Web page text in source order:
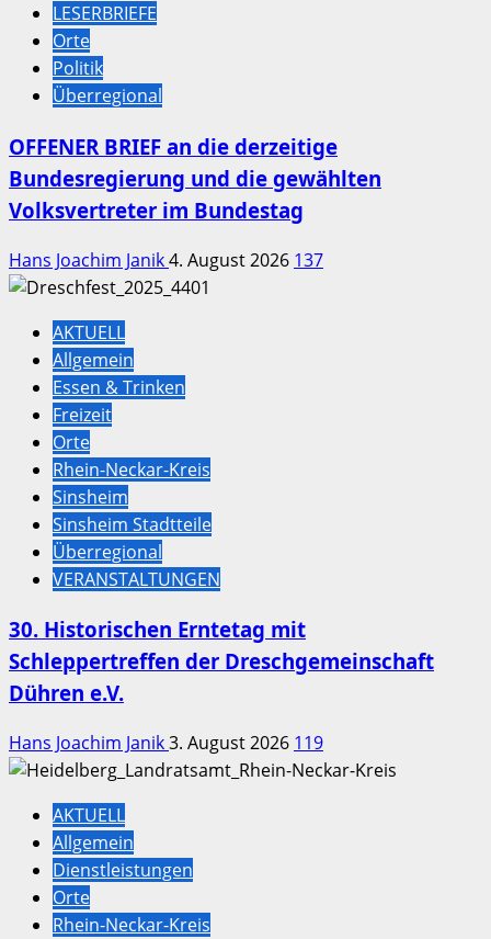
LESERBRIEFE
Orte
Politik
Überregional
OFFENER BRIEF an die derzeitige
Bundesregierung und die gewählten
Volksvertreter im Bundestag
Hans Joachim Janik4. August 2026 137
AKTUELL
Allgemein
Essen & Trinken
Freizeit
Orte
Rhein-Neckar-Kreis
Sinsheim
Sinsheim Stadtteile
Überregional
VERANSTALTUNGEN
30. Historischen Erntetag mit
Schleppertreffen der Dreschgemeinschaft
Dühren e.V.
Hans Joachim Janik3. August 2026 119
AKTUELL
Allgemein
Dienstleistungen
Orte
Rhein-Neckar-Kreis